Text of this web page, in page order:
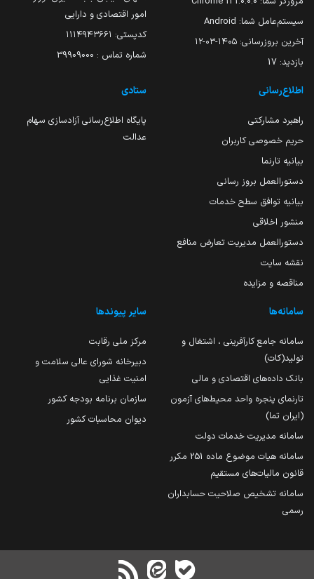
سیستم‌عامل شما: Android
آخرین بروزرسانی: ۱۴۰۵-۰۳-۱۲
بازدید: 17
امور اقتصادی و دارایی
کدپستی: ۱۱۱۴۹۴۳۶۶۱
شماره تماس : 39909000
اطلاع‌رسانی
راهبرد مشارکتی
حریم خصوصی کاربران
بیانیه تارنما
دستورالعمل بروز رسانی
بیانیه توافق سطح خدمات
منشور اخلاقی
دستورالعمل مدیریت تعارض منافع
نقشه سایت
مناقصه و مزایده
ستادی
پایگاه اطلاع‌رسانی آزادسازی سهام
عدالت
سامانه‌ها
سامانه جامع کارآفرینی ، اشتغال و
تولید(کات)
بانک داده‌های اقتصادی و مالی
تارنمای پنجره واحد محیط‌های آزمون
(ایران تما)
سامانه مدیریت خدمات دولت
سامانه هیات موضوع ماده 251 مکرر
قانون مالیات‌های مستقیم
سامانه تشخیص صلاحیت حسابداران
رسمی
سایر پیوندها
مرکز ملی رقابت
دبیرخانه شورای عالی سلامت و
امنیت غذایی
سازمان برنامه بودجه کشور
دیوان محاسبات کشور